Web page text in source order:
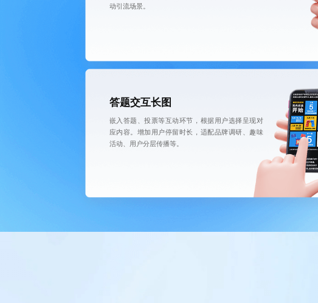
动引流场景。
答题交互长图
嵌入答题、投票等互动环节，根据用户选择呈现对
应内容。增加用户停留时长，适配品牌调研、趣味
活动、用户分层传播等。